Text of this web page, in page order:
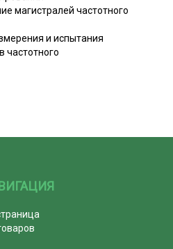
магистралей частотного
и испытания
частотного